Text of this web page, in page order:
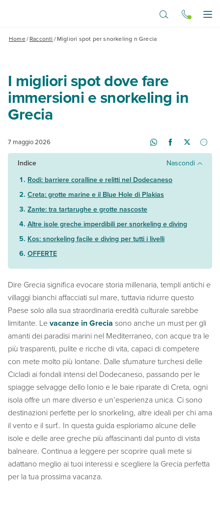
Home/Racconti /Migliori spot per snorkeling n Grecia
I migliori spot dove fare
immersioni e snorkeling in
Grecia
7 maggio 2026
Indice
Nascondi
Rodi: barriere coralline e relitti nel Dodecaneso
Creta: grotte marine e il Blue Hole di Plakias
Zante: tra tartarughe e grotte nascoste
Altre isole greche imperdibili per snorkeling e diving
Kos: snorkeling facile e diving per tutti i livelli
OFFERTE
Dire Grecia significa evocare storia millenaria, templi antichi e
villaggi bianchi affacciati sul mare, tuttavia ridurre questo
Paese solo alla sua straordinaria eredità culturale sarebbe
limitante. Levacanze in Grecia sono anche un must per gli
amanti dei paradisi marini nel Mediterraneo, con acque tra le
più trasparenti, pulite e ricche di vita, capaci di competere
con mete molto più lontane. Dalle sfumature turchesi delle
Cicladi ai fondali intensi del Dodecaneso, passando per le
spiagge selvagge dello Ionio e le baie riparate di Creta, ogni
isola offre un mare diverso e un’esperienza unica. Ci sono
destinazioni perfette per lo snorkeling, altre ideali per chi ama
il vento e il surf.. In questa guida esploriamo alcune delle
isole e delle aree greche più affascinanti dal punto di vista
balneare. Continua a leggere per scoprire quali mete si
adattano meglio ai tuoi interessi e scegliere la Grecia perfetta
per la tua prossima vacanza.